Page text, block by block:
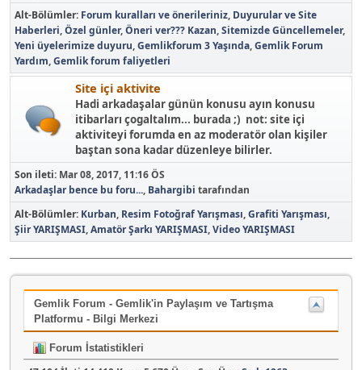
Alt-Bölümler Forum kuralları ve önerileriniz Duyurular ve Site
Haberleri Özel günler Öneri ver??? Kazan Sitemizde Güncellemeler
Yeni üyelerimize duyuru Gemlikforum 3 Yaşında Gemlik Forum
Yardım Gemlik forum faliyetleri
Site içi aktivite
Hadi arkadaşalar günün konusu ayın konusu
itibarları çogaltalım... burada ;) not: site içi
aktiviteyi forumda en az moderatör olan kişiler
baştan sona kadar düzenleye bilirler.
Son ileti: Mar 08, 2017, 11:16 ÖS
Arkadaşlar bence bu foru..., Bahargibi tarafından
Alt-Bölümler Kurban Resim Fotoğraf Yarışması Grafiti Yarışması
Şiir YARIŞMASI Amatör Şarkı YARIŞMASI Video YARIŞMASI
Gemlik Forum - Gemlik'in Paylaşım ve Tartışma
Platformu - Bilgi Merkezi
Forum İstatistikleri